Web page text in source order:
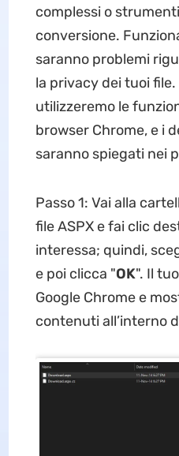
complessi o
conversione.
saranno problemi
la privacy dei tuoi
utilizzeremo le
browser Chrome, e i
saranno spiegati nei
Passo 1: Vai alla
file ASPX e fai clic
interessa; quindi,
e poi clicca "OK". Il
Google Chrome e
contenuti all’interno